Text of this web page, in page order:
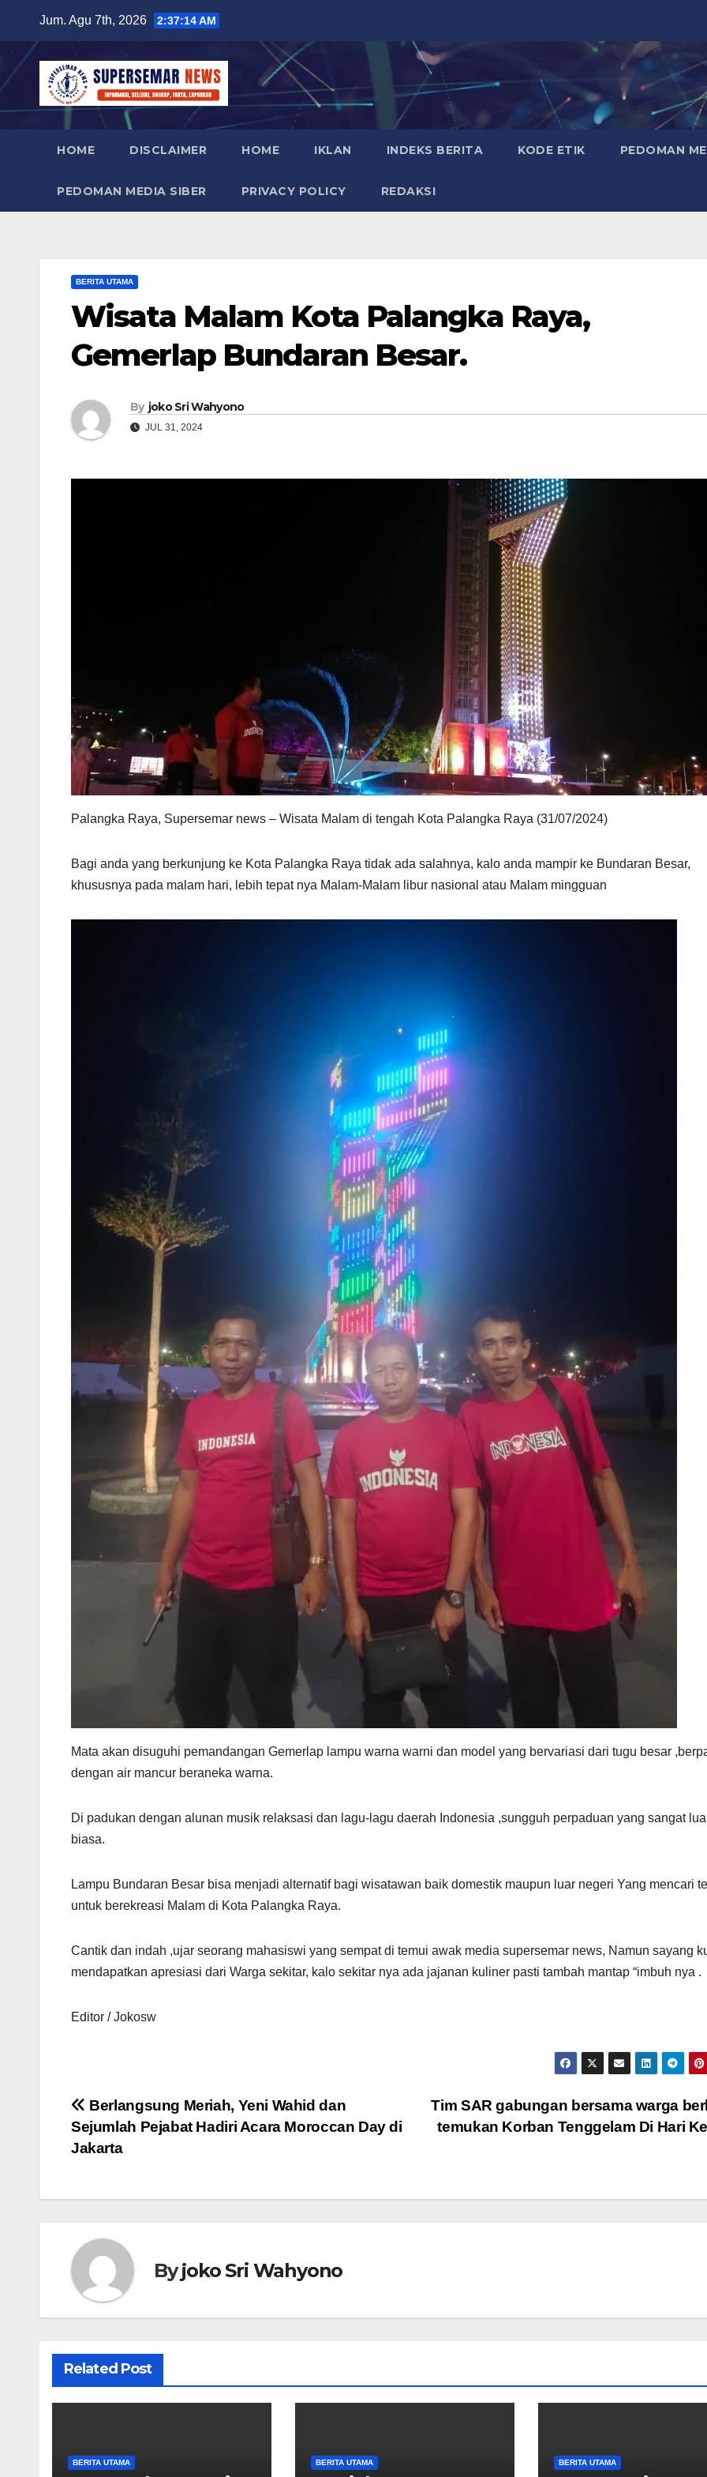
content
Jum. Agu 7th, 2026 2:37:15 AM
HOME DISCLAIMER HOME IKLAN INDEKS BERITA KODE ETIK PEDOMAN
PEDOMAN MEDIA SIBER PRIVACY POLICY REDAKSI
BERITA UTAMA
Wisata Malam Kota Palangka Raya,
Gemerlap Bundaran Besar.
By joko Sri Wahyono
JUL 31, 2024
Palangka Raya, Supersemar news – Wisata Malam di tengah Kota Palangka Raya (31/07/2024)
Bagi anda yang berkunjung ke Kota Palangka Raya tidak ada salahnya, kalo anda mampir ke Bundaran Besar,
khususnya pada malam hari, lebih tepat nya Malam-Malam libur nasional atau Malam mingguan
Mata akan disuguhi pemandangan Gemerlap lampu warna warni dan model yang bervariasi dari tugu besar
dengan air mancur beraneka warna.
Di padukan dengan alunan musik relaksasi dan lagu-lagu daerah Indonesia ,sungguh perpaduan yang sangat
biasa.
Lampu Bundaran Besar bisa menjadi alternatif bagi wisatawan baik domestik maupun luar negeri Yang mencari
untuk berekreasi Malam di Kota Palangka Raya.
Cantik dan indah ,ujar seorang mahasiswi yang sempat di temui awak media supersemar news, Namun sayang
mendapatkan apresiasi dari Warga sekitar, kalo sekitar nya ada jajanan kuliner pasti tambah mantap “imbuh nya .
Editor / Jokosw
Navigasi
pos
Tim SAR gabungan bersama warga
temukan Korban Tenggelam Di Hari
Berlangsung Meriah, Yeni Wahid dan
Sejumlah Pejabat Hadiri Acara Moroccan Day di
Jakarta
Byjoko Sri Wahyono
Related Post
BERITA UTAMA BERITA UTAMA BERITA UTAMA